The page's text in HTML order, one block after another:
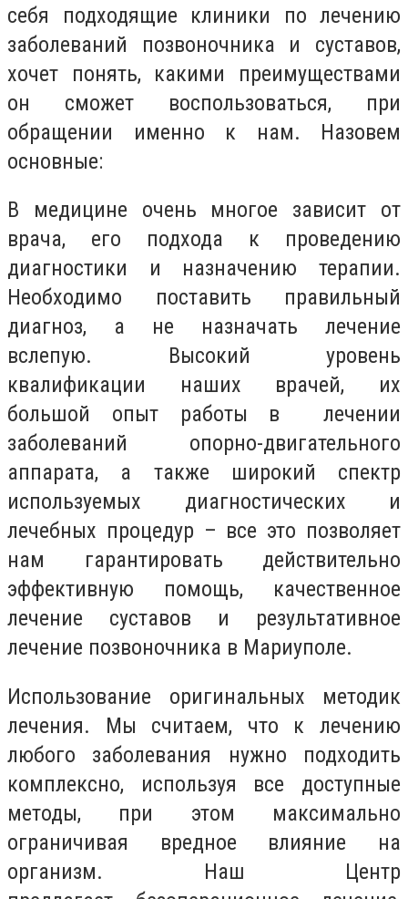
себя подходящие клиники по лечению
заболеваний позвоночника и суставов,
хочет понять, какими преимуществами
он сможет воспользоваться, при
обращении именно к нам. Назовем
основные:
В медицине очень многое зависит от
врача, его подхода к проведению
диагностики и назначению терапии.
Необходимо поставить правильный
диагноз, а не назначать лечение
вслепую. Высокий уровень
квалификации наших врачей, их
большой опыт работы в лечении
заболеваний опорно-двигательного
аппарата, а также широкий спектр
используемых диагностических и
лечебных процедур – все это позволяет
нам гарантировать действительно
эффективную помощь, качественное
лечение суставов и результативное
лечение позвоночника в Мариуполе.
Использование оригинальных методик
лечения. Мы считаем, что к лечению
любого заболевания нужно подходить
комплексно, используя все доступные
методы, при этом максимально
ограничивая вредное влияние на
организм. Наш Центр